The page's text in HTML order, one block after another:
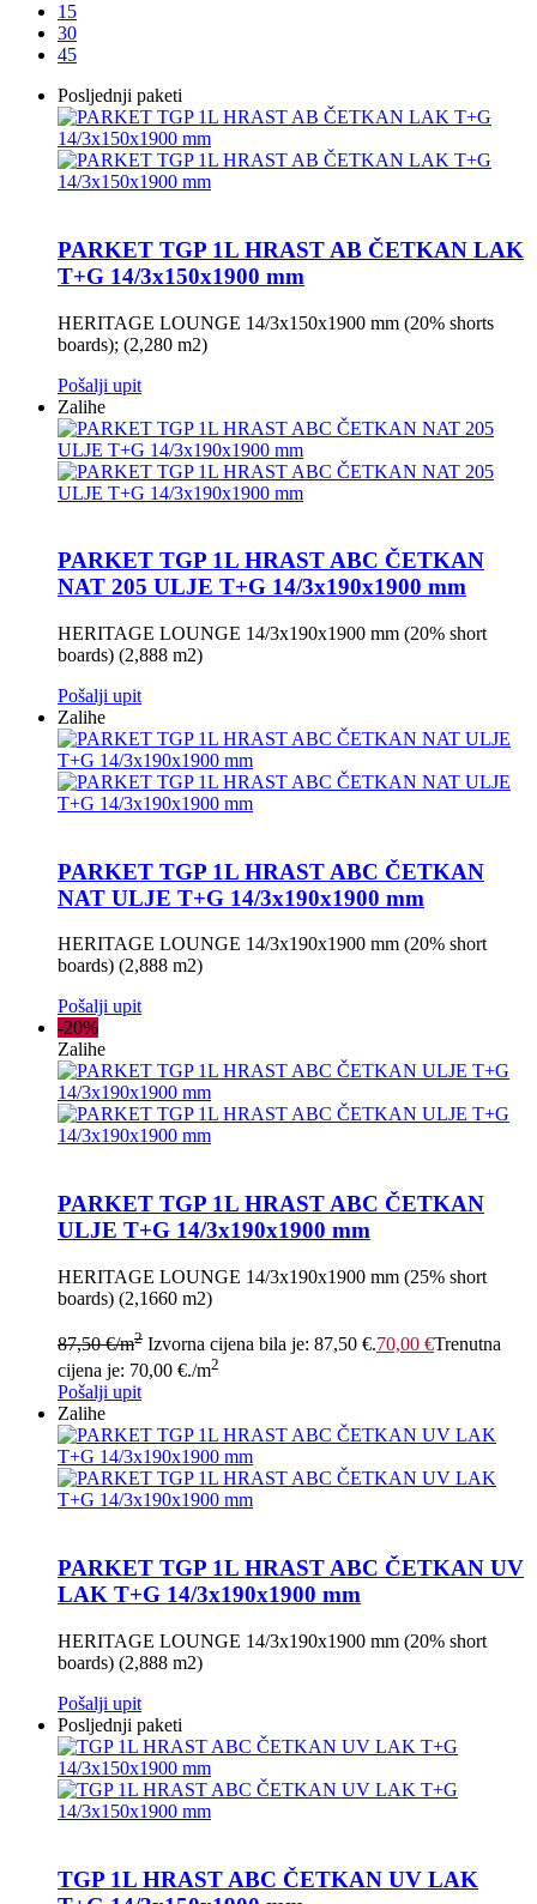
15
30
45
Posljednji paketi
PARKET TGP 1L HRAST AB ČETKAN LAK
T+G 14/3x150x1900 mm
HERITAGE LOUNGE 14/3x150x1900 mm (20% shorts
boards); (2,280 m2)
Pošalji upit
Zalihe
PARKET TGP 1L HRAST ABC ČETKAN
NAT 205 ULJE T+G 14/3x190x1900 mm
HERITAGE LOUNGE 14/3x190x1900 mm (20% short
boards) (2,888 m2)
Pošalji upit
Zalihe
PARKET TGP 1L HRAST ABC ČETKAN
NAT ULJE T+G 14/3x190x1900 mm
HERITAGE LOUNGE 14/3x190x1900 mm (20% short
boards) (2,888 m2)
Pošalji upit
-20%
Zalihe
PARKET TGP 1L HRAST ABC ČETKAN
ULJE T+G 14/3x190x1900 mm
HERITAGE LOUNGE 14/3x190x1900 mm (25% short
boards) (2,1660 m2)
87,50€/m2 Izvorna cijena bila je: 87,50 €.70,00 €Trenutna
cijena je: 70,00 €./m2
Pošalji upit
Zalihe
PARKET TGP 1L HRAST ABC ČETKAN UV
LAK T+G 14/3x190x1900 mm
HERITAGE LOUNGE 14/3x190x1900 mm (20% short
boards) (2,888 m2)
Pošalji upit
Posljednji paketi
TGP 1L HRAST ABC ČETKAN UV LAK